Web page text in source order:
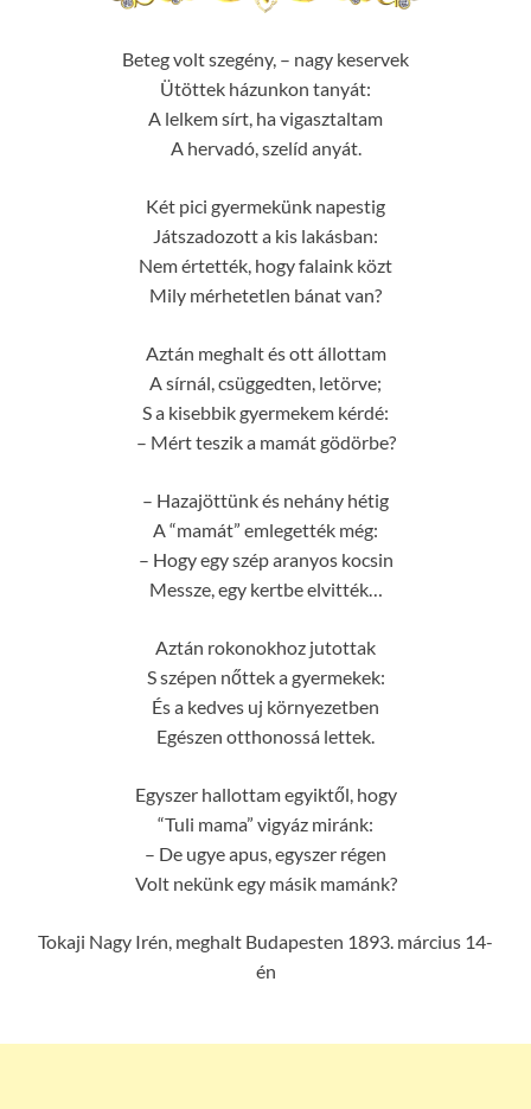
Beteg volt szegény, – nagy keservek
Ütöttek házunkon tanyát:
A lelkem sírt, ha vigasztaltam
A hervadó, szelíd anyát.
Két pici gyermekünk napestig
Játszadozott a kis lakásban:
Nem értették, hogy falaink közt
Mily mérhetetlen bánat van?
Aztán meghalt és ott állottam
A sírnál, csüggedten, letörve;
S a kisebbik gyermekem kérdé:
– Mért teszik a mamát gödörbe?
– Hazajöttünk és nehány hétig
A “mamát” emlegették még:
– Hogy egy szép aranyos kocsin
Messze, egy kertbe elvitték…
Aztán rokonokhoz jutottak
S szépen nőttek a gyermekek:
És a kedves uj környezetben
Egészen otthonossá lettek.
Egyszer hallottam egyiktől, hogy
“Tuli mama” vigyáz miránk:
– De ugye apus, egyszer régen
Volt nekünk egy másik mamánk?
Tokaji Nagy Irén, meghalt Budapesten 1893. március 14-
én